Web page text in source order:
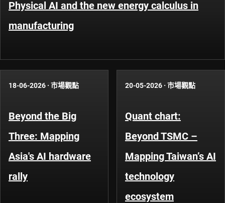
Physical AI and the new energy calculus in
manufacturing
18-06-2026 · 市場觀點
Beyond the Big
Three: Mapping
Asia's AI hardware
rally
20-05-2026 · 市場觀點
Quant chart:
Beyond TSMC –
Mapping Taiwan’s AI
technology
ecosystem